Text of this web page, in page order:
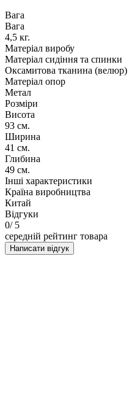
Вага
Вага
4,5 кг.
Матеріал виробу
Матеріал сидіння та спинки
Оксамитова тканина (велюр)
Матеріал опор
Метал
Розміри
Висота
93 см.
Ширина
41 см.
Глибина
49 см.
Інші характеристики
Країна виробництва
Китай
Відгуки
0/ 5
середній рейтинг товара
Написати відгук